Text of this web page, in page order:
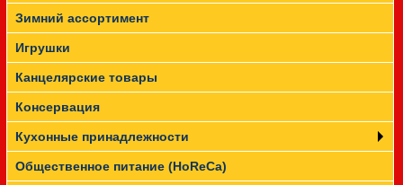
Зимний ассортимент
Игрушки
Канцелярские товары
Консервация
Кухонные принадлежности
Общественное питание (HoReCa)